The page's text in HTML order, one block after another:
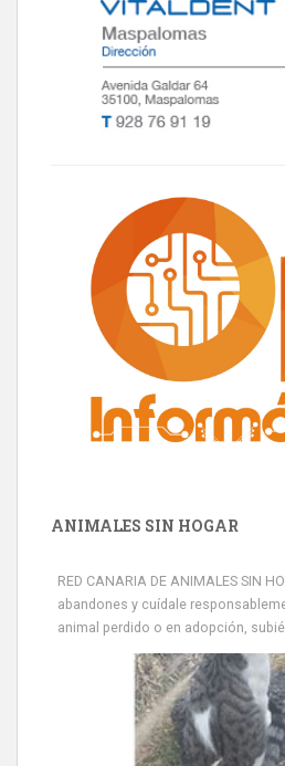
ANIMALES SIN HOGAR
RED CANARIA DE ANIMALES SIN
abandones y cuídale
animal perdido o en adopción,